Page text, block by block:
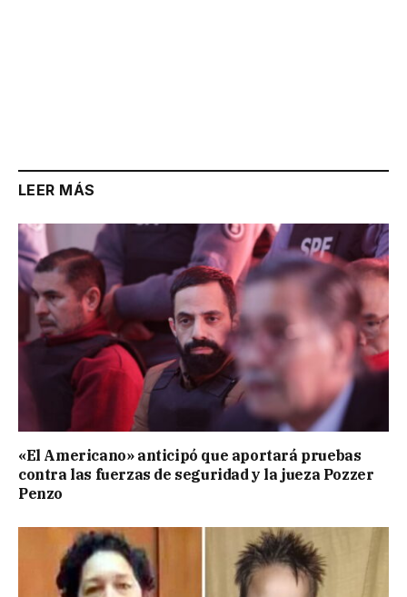
LEER MÁS
«El Americano» anticipó que aportará pruebas
contra las fuerzas de seguridad y la jueza Pozzer
Penzo